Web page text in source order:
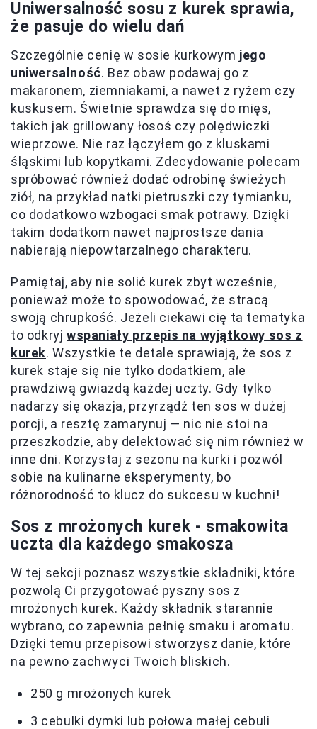
Uniwersalność sosu z kurek sprawia,
że pasuje do wielu dań
Szczególnie cenię w sosie kurkowym jego
uniwersalność. Bez obaw podawaj go z
makaronem, ziemniakami, a nawet z ryżem czy
kuskusem. Świetnie sprawdza się do mięs,
takich jak grillowany łosoś czy polędwiczki
wieprzowe. Nie raz łączyłem go z kluskami
śląskimi lub kopytkami. Zdecydowanie polecam
spróbować również dodać odrobinę świeżych
ziół, na przykład natki pietruszki czy tymianku,
co dodatkowo wzbogaci smak potrawy. Dzięki
takim dodatkom nawet najprostsze dania
nabierają niepowtarzalnego charakteru.
Pamiętaj, aby nie solić kurek zbyt wcześnie,
ponieważ może to spowodować, że stracą
swoją chrupkość. Jeżeli ciekawi cię ta tematyka
to odkryj wspaniały przepis na wyjątkowy sos z
kurek. Wszystkie te detale sprawiają, że sos z
kurek staje się nie tylko dodatkiem, ale
prawdziwą gwiazdą każdej uczty. Gdy tylko
nadarzy się okazja, przyrządź ten sos w dużej
porcji, a resztę zamarynuj — nic nie stoi na
przeszkodzie, aby delektować się nim również w
inne dni. Korzystaj z sezonu na kurki i pozwól
sobie na kulinarne eksperymenty, bo
różnorodność to klucz do sukcesu w kuchni!
Sos z mrożonych kurek - smakowita
uczta dla każdego smakosza
W tej sekcji poznasz wszystkie składniki, które
pozwolą Ci przygotować pyszny sos z
mrożonych kurek. Każdy składnik starannie
wybrano, co zapewnia pełnię smaku i aromatu.
Dzięki temu przepisowi stworzysz danie, które
na pewno zachwyci Twoich bliskich.
250 g mrożonych kurek
3 cebulki dymki lub połowa małej cebuli